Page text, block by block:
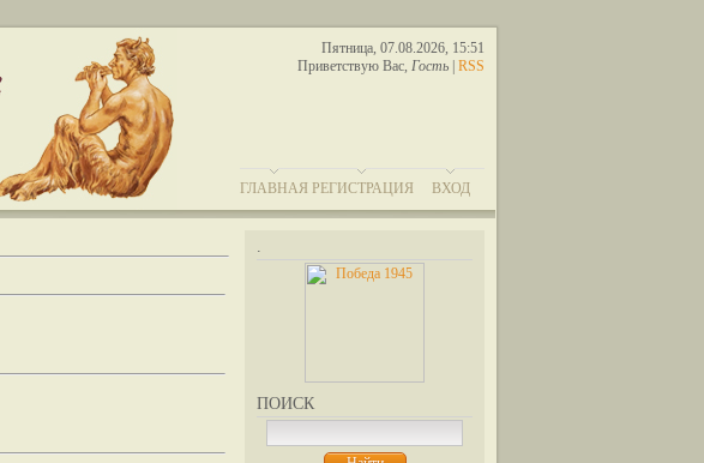
Пятница, 07.08.2026, 15:51
Приветствую Вас, Гость RSS
ГЛАВНАЯ РЕГИСТРАЦИЯ ВХОД
.
ПОИСК